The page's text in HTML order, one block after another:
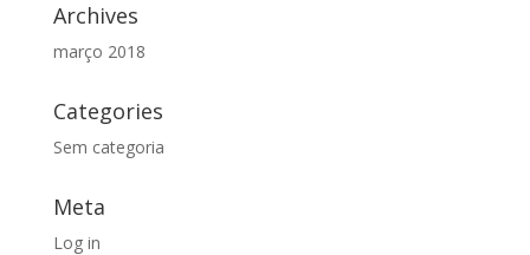
Archives
março 2018
Categories
Sem categoria
Meta
Log in